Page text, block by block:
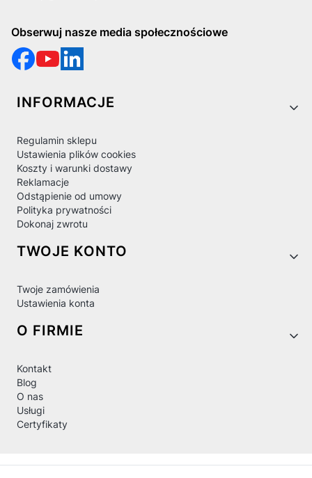
Obserwuj nasze media społecznościowe
Linki w stopce
INFORMACJE
Regulamin sklepu
Ustawienia plików cookies
Koszty i warunki dostawy
Reklamacje
Odstąpienie od umowy
Polityka prywatności
Dokonaj zwrotu
TWOJE KONTO
Twoje zamówienia
Ustawienia konta
O FIRMIE
Kontakt
Blog
O nas
Usługi
Certyfikaty